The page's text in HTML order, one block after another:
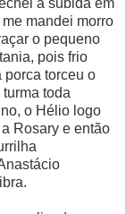
a subida em
mandei morro
o pequeno
pois frio
porca torceu o
toda
o Hélio logo
Rosary e então